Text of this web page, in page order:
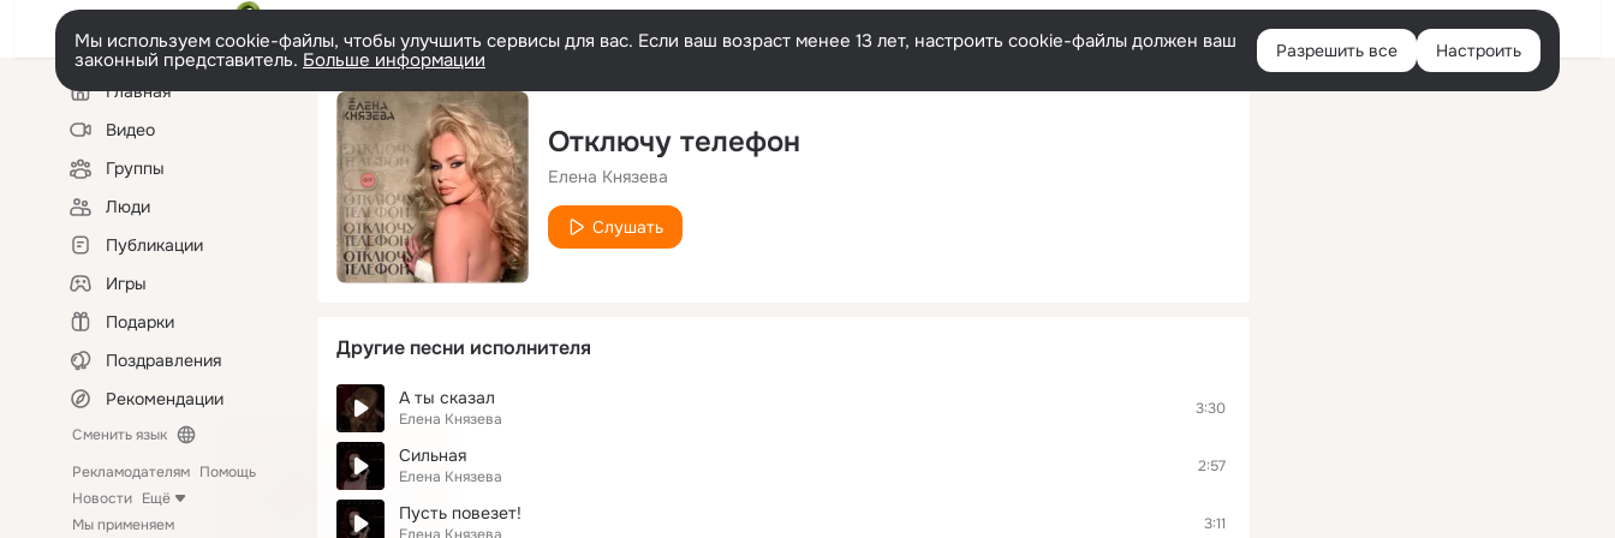
Войти
Мы используем cookie-файлы, чтобы улучшить сервисы для вас. Если ваш возраст менее 13 лет, настроить cookie-файлы должен ваш
законный представитель. Больше информации Разрешить все Настроить
Левая
колонкаГлавная
Видео
Группы
Люди
Публикации
Игры
Подарки
Поздравления
Рекомендации
Сменить язык
Рекламодателям Помощь
Новости Ещё
Мы применяем
Отключу телефон
Елена Князева
Слушать
Другие песни исполнителя
А ты сказал
Елена Князева
3:30
Сильная
Елена Князева
2:57
Пусть повезет! 3:11